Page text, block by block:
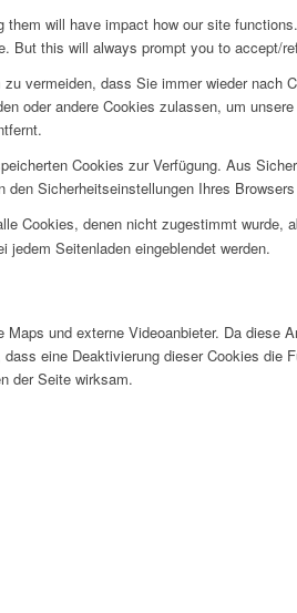
will have impact how our site
this will always prompt you to accept/
vermeiden, dass Sie immer wieder nach
oder andere Cookies zulassen, um
Cookies zur Verfügung. Aus
Sicherheitseinstellungen Ihres
Cookies, denen nicht zugestimmt wurde,
Seitenladen eingeblendet werden.
und externe Videoanbieter. Da diese
eine Deaktivierung dieser Cookies die
der Seite wirksam.